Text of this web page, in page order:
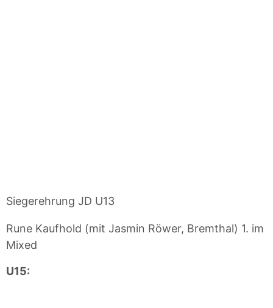
Siegerehrung JD U13
Rune Kaufhold (mit Jasmin Röwer, Bremthal) 1. im
Mixed
U15: